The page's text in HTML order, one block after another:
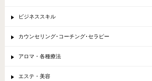
ビジネススキル
カウンセリング･コーチング･セラピー
アロマ・各種療法
エステ・美容